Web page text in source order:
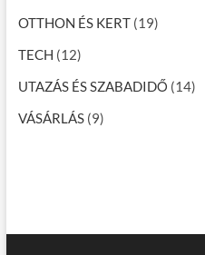
OTTHON ÉS KERT(19)
TECH (12)
UTAZÁS ÉS SZABADIDŐ (14)
VÁSÁRLÁS(9)